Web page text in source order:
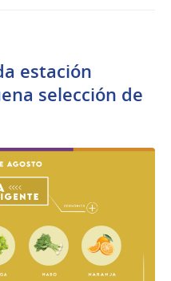
estación
selección de